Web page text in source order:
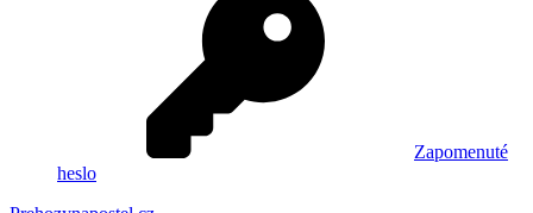
Zapomenuté
heslo